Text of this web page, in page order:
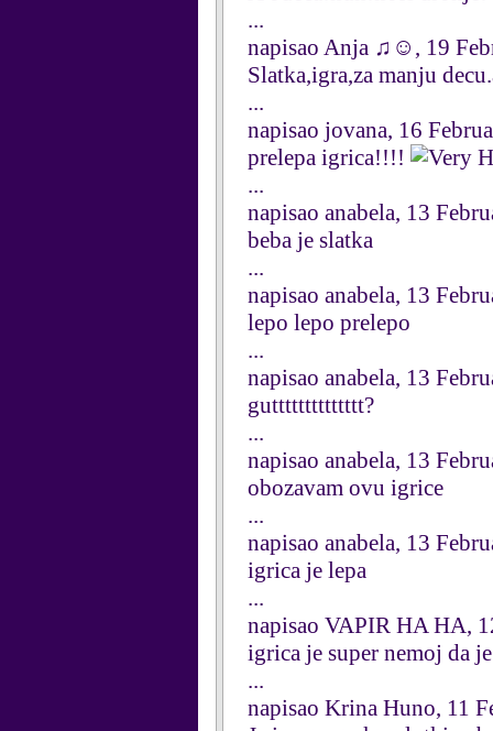
...
napisao Anja ♫☺, 19
Slatka,igra,za manju
...
napisao jovana, 16
prelepa igrica!!!!
...
napisao anabela, 13
beba je slatka
...
napisao anabela, 13
lepo lepo prelepo
...
napisao anabela, 13
gutttttttttttttt?
...
napisao anabela, 13
obozavam ovu igrice
...
napisao anabela, 13
igrica je lepa
...
napisao VAPIR HA HA,
igrica je super nemoj da
...
napisao Krina Huno, 11